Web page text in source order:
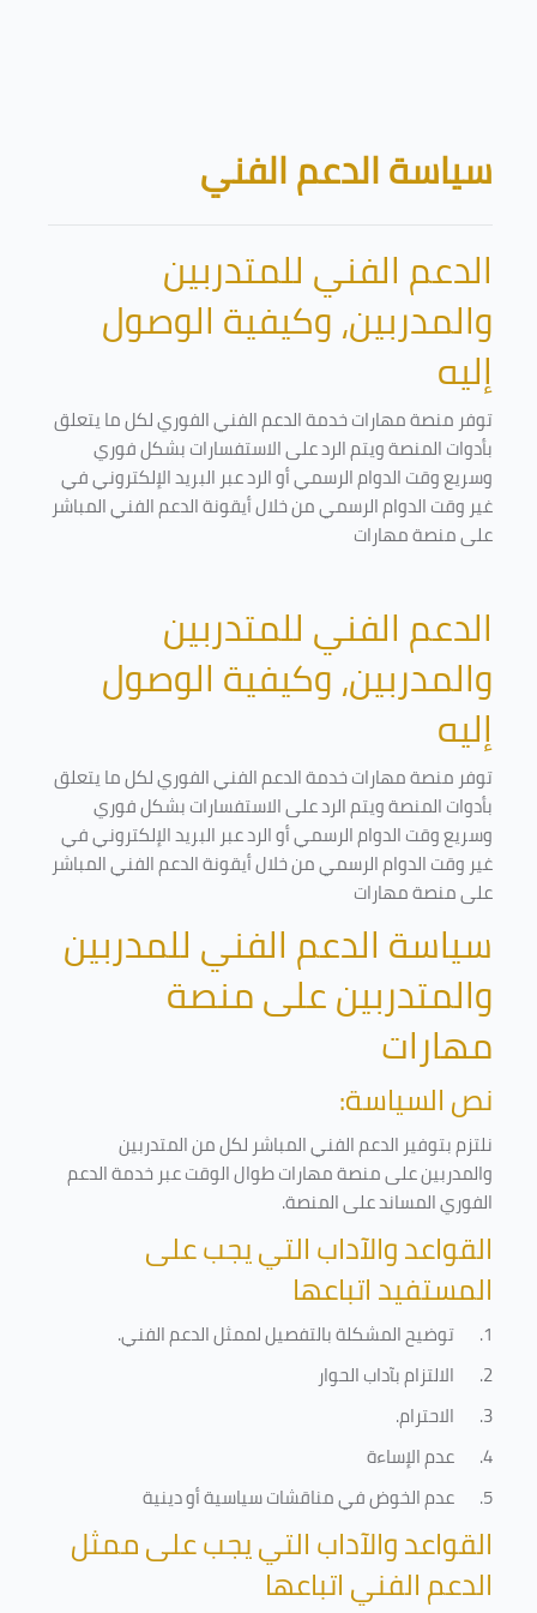
الكتل
سياسة الدعم الفني
الدعم الفني للمتدربين
والمدربين، وكيفية الوصول
إليه
توفر منصة مهارات خدمة الدعم الفني الفوري لكل ما يتعلق
بأدوات المنصة ويتم الرد على الاستفسارات بشكل فوري
وسريع وقت الدوام الرسمي أو الرد عبر البريد الإلكتروني في
غير وقت الدوام الرسمي من خلال أيقونة الدعم الفني المباشر
على منصة مهارات
الدعم الفني للمتدربين
والمدربين، وكيفية الوصول
إليه
توفر منصة مهارات خدمة الدعم الفني الفوري لكل ما يتعلق
بأدوات المنصة ويتم الرد على الاستفسارات بشكل فوري
وسريع وقت الدوام الرسمي أو الرد عبر البريد الإلكتروني في
غير وقت الدوام الرسمي من خلال أيقونة الدعم الفني المباشر
على منصة مهارات
سياسة الدعم الفني للمدربين
والمتدربين على منصة
مهارات
نص السياسة:
نلتزم بتوفير الدعم الفني المباشر لكل من المتدربين
والمدربين على منصة مهارات طوال الوقت عبر خدمة الدعم
الفوري المساند على المنصة.
القواعد والآداب التي يجب على
المستفيد اتباعها
1. توضيح المشكلة بالتفصيل لممثل الدعم الفني.
2.
الالتزام بآداب الحوار
3.
الاحترام.
4.
عدم الإساءة
5.
عدم الخوض في مناقشات سياسية أو دينية
القواعد والآداب التي يجب على ممثل
الدعم الفني اتباعها